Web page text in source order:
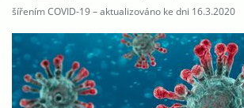
šířením COVID-19 – aktualizováno ke dni 16.3.2020